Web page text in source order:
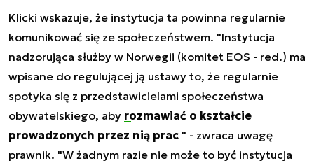
Klicki wskazuje, że instytucja ta powinna regularnie
komunikować się ze społeczeństwem. "Instytucja
nadzorująca służby w Norwegii (komitet EOS - red.) ma
wpisane do regulującej ją ustawy to, że regularnie
spotyka się z przedstawicielami społeczeństwa
obywatelskiego, aby rozmawiać o kształcie
prowadzonych przez nią prac " - zwraca uwagę
prawnik. "W żadnym razie nie może to być instytucja